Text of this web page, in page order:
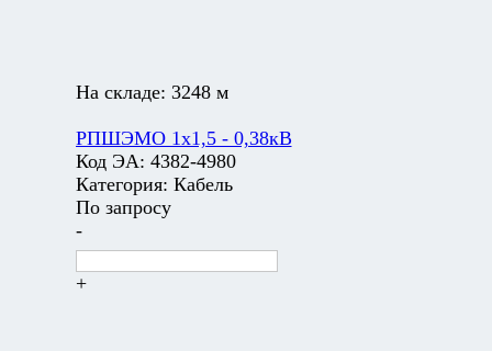
На складе: 3248 м
РПШЭМО 1х1,5 - 0,38кВ
Код ЭА: 4382-4980
Категория: Кабель
По запросу
-
+